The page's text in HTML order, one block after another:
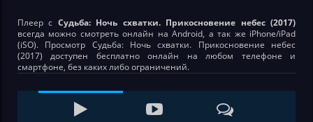
Плеер с Судьба: Ночь схватки. Прикосновение небес (2017)
всегда можно смотреть онлайн на Android, а так же iPhone/iPad
(iSO). Просмотр Судьба: Ночь схватки. Прикосновение небес
(2017) доступен бесплатно онлайн на любом телефоне и
смартфоне, без каких либо ограничений.